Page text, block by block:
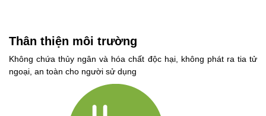
Thân thiện môi trường
Không chứa thủy ngân và hóa chất độc hại, không phát ra tia tử
ngoại, an toàn cho người sử dụng